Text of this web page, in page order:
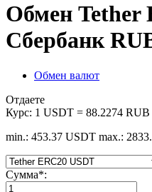
Обмен Tether
Сбербанк
Обмен валют
Отдаете
Курс: 1 USDT = 88.2274 RUB
min.: 453.37 USDT max.:
Сумма*: